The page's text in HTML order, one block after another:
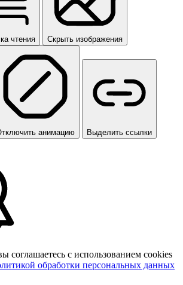
чтения Скрыть изображения
анимацию
Выделить ссылки
соглашаетесь с использованием cookies
обработки персональных данных